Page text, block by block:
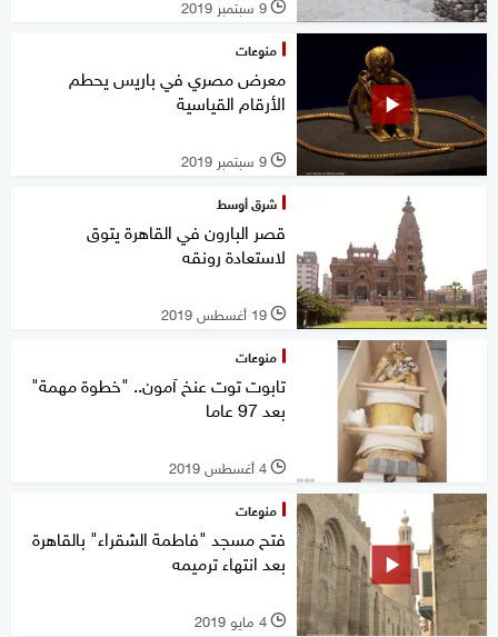
l 9 سبتمبر 2019
منوعات
معرض مصري في باريس يحطم
الأرقام القياسية
l 9 سبتمبر 2019
شرق أوسط
قصر البارون في القاهرة يتوق
لاستعادة رونقه
l 19 أغسطس 2019
منوعات
تابوت توت عنخ آمون.. "خطوة مهمة"
بعد 97 عاما
l 4 أغسطس 2019
منوعات
فتح مسجد "فاطمة الشقراء" بالقاهرة
بعد انتهاء ترميمه
l 4 مايو 2019